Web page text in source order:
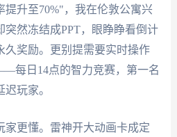
提升至70%"，我在伦敦公寓兴
然冻结成PPT，眼睁睁看倒计
久奖励。更别提需要实时操作
每日14点的智力竞赛，第一名
玩家。
家更懂。雷神开大动画卡成定